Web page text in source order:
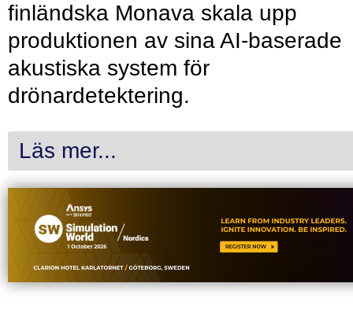
finländska Monava skala upp
produktionen av sina AI-baserade
akustiska system för
drönardetektering.
Läs mer...